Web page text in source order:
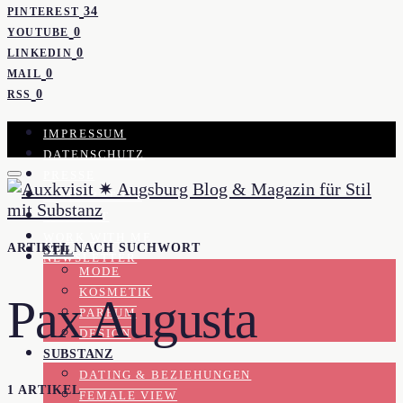
PINTEREST 34
YOUTUBE 0
LINKEDIN 0
MAIL 0
RSS 0
IMPRESSUM
DATENSCHUTZ
KOOPERATION
KONTAKT
NEWSLETTER
STIL
MODE
KOSMETIK
PARFUM
DESIGN
SUBSTANZ
DATING & BEZIEHUNGEN
FEMALE VIEW
ARTIKEL NACH SUCHWORT
Pax Augusta
1 ARTIKEL